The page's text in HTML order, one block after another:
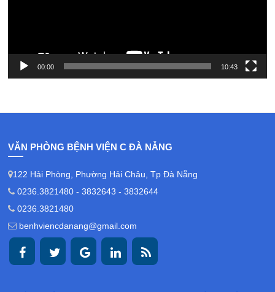
00:00 10:43
VĂN PHÒNG BỆNH VIỆN C ĐÀ NẴNG
122 Hải Phòng, Phường Hải Châu, Tp Đà Nẵng
0236.3821480 - 3832643 - 3832644
0236.3821480
benhviencdanang@gmail.com